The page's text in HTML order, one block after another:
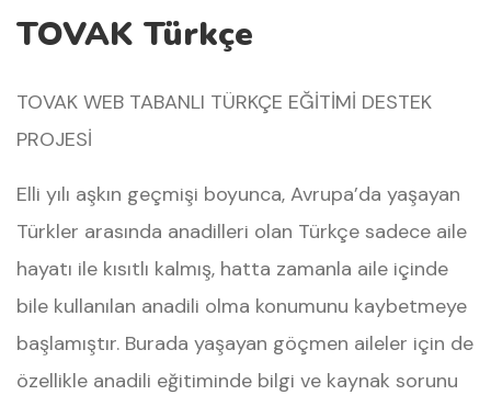
TOVAK Türkçe
TOVAK WEB TABANLI TÜRKÇE EĞİTİMİ DESTEK
PROJESİ
Elli yılı aşkın geçmişi boyunca, Avrupa’da yaşayan
Türkler arasında anadilleri olan Türkçe sadece aile
hayatı ile kısıtlı kalmış, hatta zamanla aile içinde
bile kullanılan anadili olma konumunu kaybetmeye
başlamıştır. Burada yaşayan göçmen aileler için de
özellikle anadili eğitiminde bilgi ve kaynak sorunu